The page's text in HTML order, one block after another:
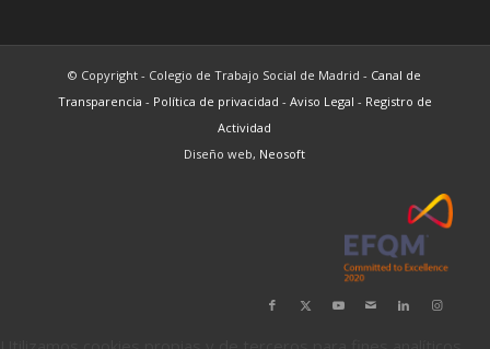
© Copyright - Colegio de Trabajo Social de Madrid - Canal de
Transparencia - Política de privacidad - Aviso Legal - Registro de
Actividad
Diseño web, Neosoft